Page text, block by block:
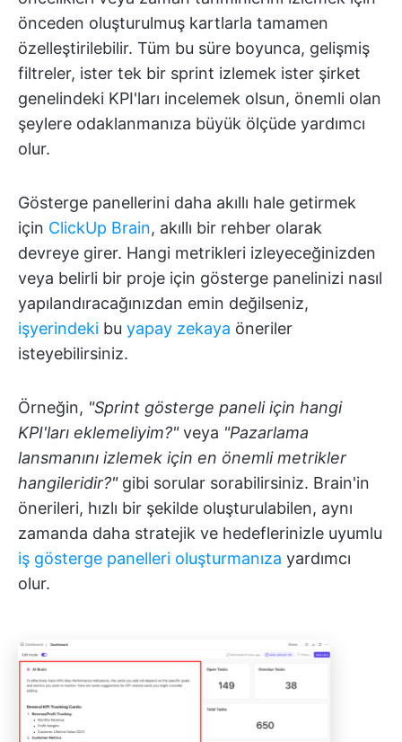
önceden oluşturulmuş kartlarla tamamen
özelleştirilebilir. Tüm bu süre boyunca, gelişmiş
filtreler, ister tek bir sprint izlemek ister şirket
genelindeki KPI'ları incelemek olsun, önemli olan
şeylere odaklanmanıza büyük ölçüde yardımcı
olur.
Gösterge panellerini daha akıllı hale getirmek
için ClickUp Brain, akıllı bir rehber olarak
devreye girer. Hangi metrikleri izleyeceğinizden
veya belirli bir proje için gösterge panelinizi nasıl
yapılandıracağınızdan emin değilseniz,
işyerindeki bu yapay zekaya öneriler
isteyebilirsiniz.
Örneğin, "Sprint gösterge paneli için hangi
KPI'ları eklemeliyim?"veya "Pazarlama
lansmanını izlemek için en önemli metrikler
hangileridir?"gibi sorular sorabilirsiniz. Brain'in
önerileri, hızlı bir şekilde oluşturulabilen, aynı
zamanda daha stratejik ve hedeflerinizle uyumlu
iş gösterge panelleri oluşturmanıza yardımcı
olur.